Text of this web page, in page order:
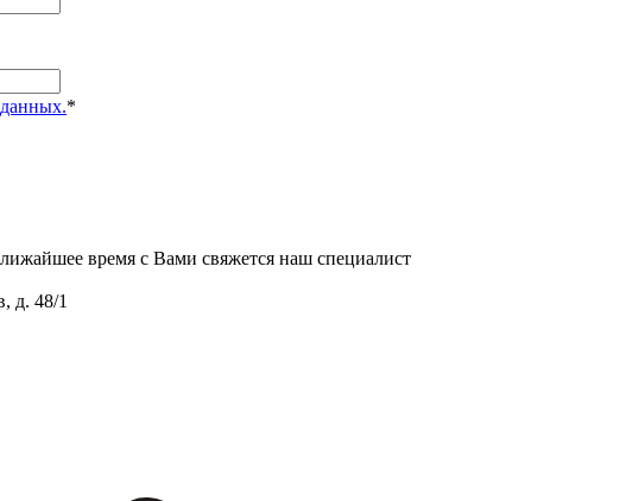
*
время с Вами свяжется наш специалист
д. 48/1